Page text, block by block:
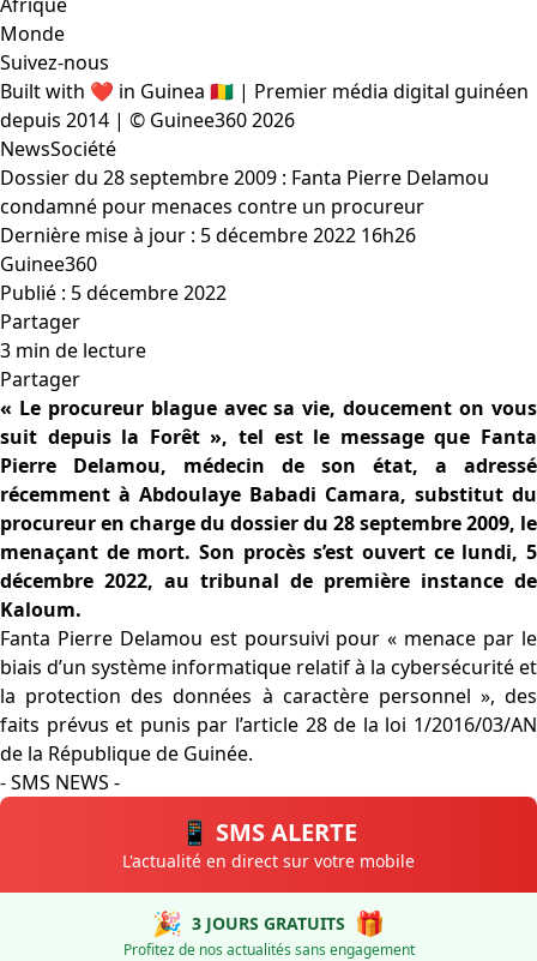
Monde
Suivez-nous
Built with ❤️ in Guinea 🇬🇳 | Premier média digital guinéen
depuis 2014 | © Guinee360 2026
NewsSociété
Dossier du 28 septembre 2009 : Fanta Pierre Delamou
condamné pour menaces contre un procureur
Dernière mise à jour : 5 décembre 2022 16h26
Guinee360
Publié : 5 décembre 2022
Partager
3 min de lecture
Partager
« Le procureur blague avec sa vie, doucement on vous
suit depuis la Forêt », tel est le message que Fanta
Pierre Delamou, médecin de son état, a adressé
récemment à Abdoulaye Babadi Camara, substitut du
procureur en charge du dossier du 28 septembre 2009, le
menaçant de mort. Son procès s’est ouvert ce lundi, 5
décembre 2022, au tribunal de première instance de
Kaloum.
Fanta Pierre Delamou est poursuivi pour « menace par le
biais d’un système informatique relatif à la cybersécurité et
la protection des données à caractère personnel », des
faits prévus et punis par l’article 28 de la loi 1/2016/03/AN
de la République de Guinée.
- SMS NEWS -
📱 SMS ALERTE
L'actualité en direct sur votre mobile
🎉 3 JOURS GRATUITS 🎁
Profitez de nos actualités sans engagement